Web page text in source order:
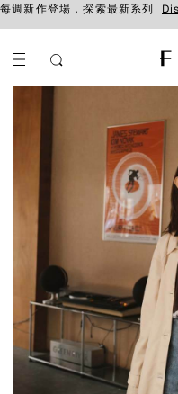
每週新作登場，探索最新系列